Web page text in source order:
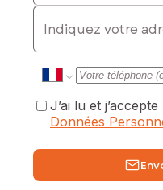
E-mail
J’ai lu et j’accepte
Données